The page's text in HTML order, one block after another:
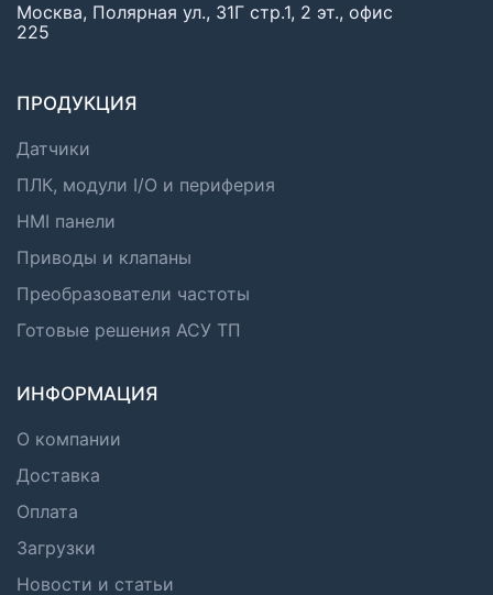
Москва, Полярная ул., 31Г стр.1, 2 эт., офис
225
ПРОДУКЦИЯ
Датчики
ПЛК, модули I/O и периферия
HMI панели
Приводы и клапаны
Преобразователи частоты
Готовые решения АСУ ТП
ИНФОРМАЦИЯ
О компании
Доставка
Оплата
Загрузки
Новости и статьи